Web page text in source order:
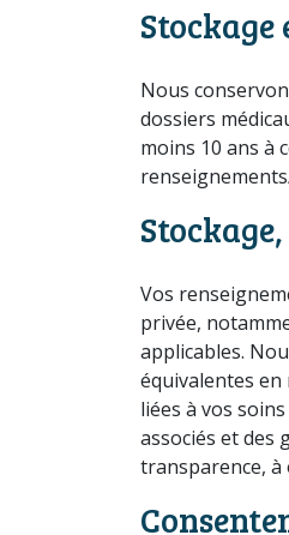
Nous
dossiers
moins 10 ans à
Vos
privée,
applicables.
équivalentes en
liées à vos
associés et des
transparence,